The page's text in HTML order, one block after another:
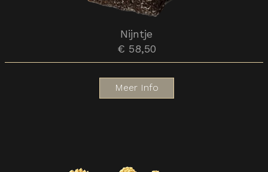
Nijntje
€ 58,50
Meer Info